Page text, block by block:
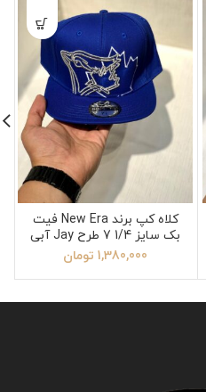
کلاه کپ برند New Era فیت
بک سایز 1/4 7 طرح Jay آبی
1,380,000 تومان